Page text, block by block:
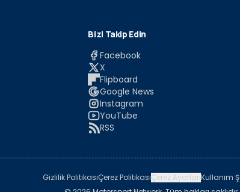
Bizi Takip Edin
Facebook
X
Flipboard
Google News
Instagram
YouTube
RSS
Gizlilik PolitikasıÇerez PolitikasıÇerez AyarlarıKullanım